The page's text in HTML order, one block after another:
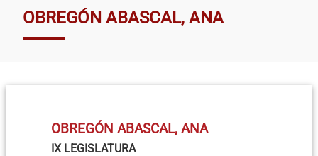
OBREGÓN ABASCAL, ANA
OBREGÓN ABASCAL, ANA
IX LEGISLATURA